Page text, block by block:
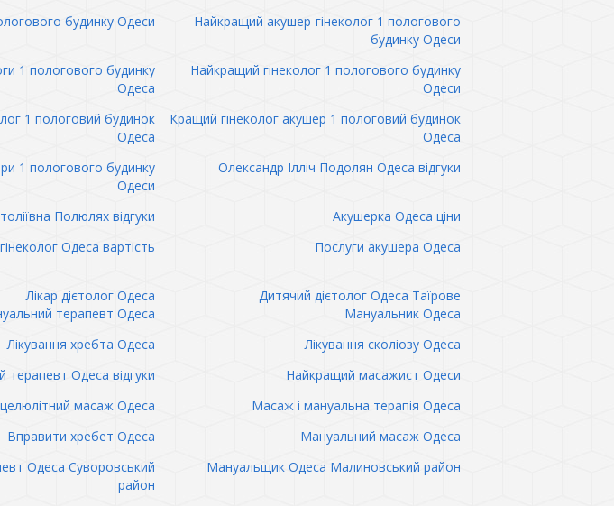
будинку Одеси
Найкращий акушер-гінеколог 1 пологового
будинку Одеси
1 пологового будинку
Одеса
Найкращий гінеколог 1 пологового будинку
Одеси
1 пологовий будинок
Одеса
Кращий гінеколог акушер 1 пологовий будинок
Одеса
1 пологового будинку
Одеси
Олександр Ілліч Подолян Одеса відгуки
Полюлях відгуки
Акушерка Одеса ціни
Одеса вартість
Послуги акушера Одеса
Лікар дієтолог Одеса
Дитячий дієтолог Одеса Таїрове
терапевт Одеса
Мануальник Одеса
Лікування хребта Одеса
Лікування сколіозу Одеса
терапевт Одеса відгуки
Найкращий масажист Одеси
масаж Одеса
Масаж і мануальна терапія Одеса
Вправити хребет Одеса
Мануальний масаж Одеса
Одеса Суворовський
район
Мануальщик Одеса Малиновський район